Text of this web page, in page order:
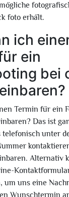
foto erhält.
ich
ein
bei
Termin für ein
Das ist
telefonisch unter
Alternativ
um uns eine
Wunschtermin